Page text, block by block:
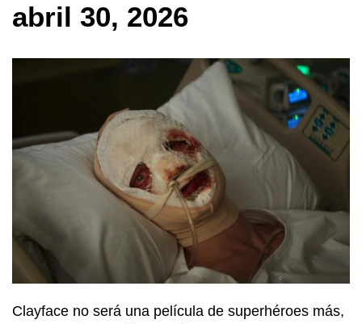
abril 30, 2026
Clayface no será una película de superhéroes más,